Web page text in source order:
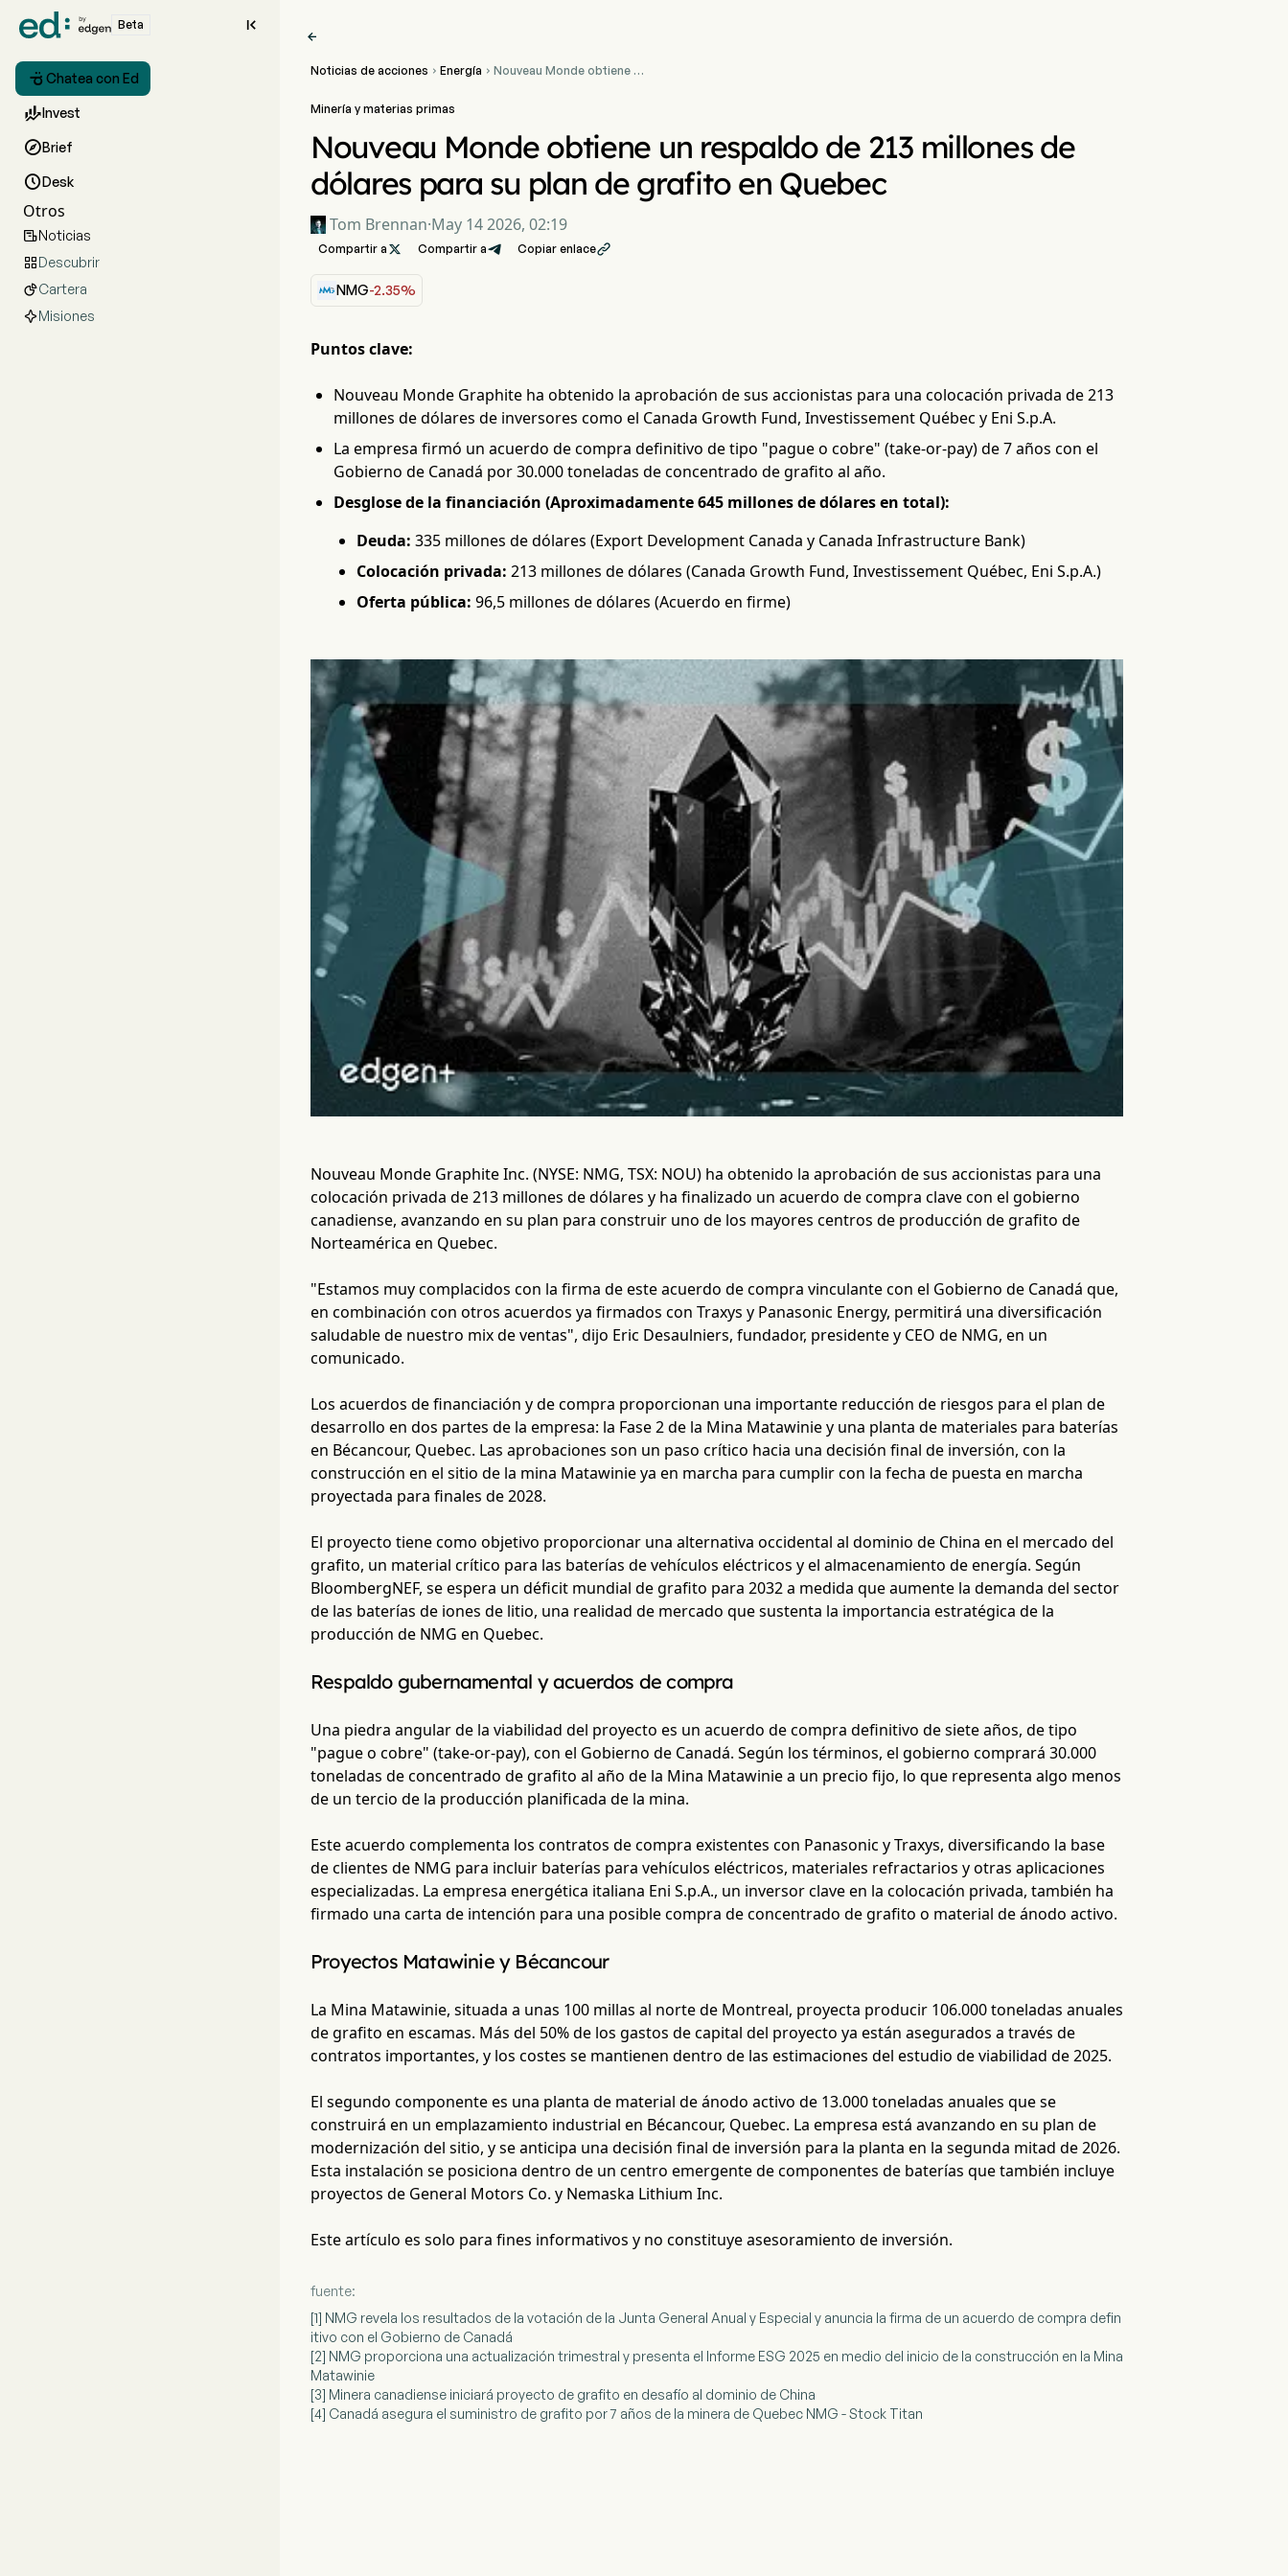
Beta 
 Chatea con Ed
Invest
Brief
Desk
Otros
Noticias
Descubrir
Cartera
Misiones

Noticias de acciones  Energía  Nouveau Monde obtiene un
Minería y materias primas
Nouveau Monde obtiene un respaldo de 213 millones de
dólares para su plan de grafito en Quebec
Tom Brennan·May 14 2026, 02:19
Compartir a  Compartir a Copiar enlace
NMG-2.35%
Puntos clave:
Nouveau Monde Graphite ha obtenido la aprobación de sus accionistas para una colocación privada de 213
millones de dólares de inversores como el Canada Growth Fund, Investissement Québec y Eni S.p.A.
La empresa firmó un acuerdo de compra definitivo de tipo "pague o cobre" (take-or-pay) de 7 años con el
Gobierno de Canadá por 30.000 toneladas de concentrado de grafito al año.
Desglose de la financiación (Aproximadamente 645 millones de dólares en total):
Deuda: 335 millones de dólares (Export Development Canada y Canada Infrastructure Bank)
Colocación privada: 213 millones de dólares (Canada Growth Fund, Investissement Québec, Eni S.p.A.)
Oferta pública: 96,5 millones de dólares (Acuerdo en firme)
Nouveau Monde Graphite Inc. (NYSE: NMG, TSX: NOU) ha obtenido la aprobación de sus accionistas para una
colocación privada de 213 millones de dólares y ha finalizado un acuerdo de compra clave con el gobierno
canadiense, avanzando en su plan para construir uno de los mayores centros de producción de grafito de
Norteamérica en Quebec.
"Estamos muy complacidos con la firma de este acuerdo de compra vinculante con el Gobierno de Canadá que,
en combinación con otros acuerdos ya firmados con Traxys y Panasonic Energy, permitirá una diversificación
saludable de nuestro mix de ventas", dijo Eric Desaulniers, fundador, presidente y CEO de NMG, en un
comunicado.
Los acuerdos de financiación y de compra proporcionan una importante reducción de riesgos para el plan de
desarrollo en dos partes de la empresa: la Fase 2 de la Mina Matawinie y una planta de materiales para baterías
en Bécancour, Quebec. Las aprobaciones son un paso crítico hacia una decisión final de inversión, con la
construcción en el sitio de la mina Matawinie ya en marcha para cumplir con la fecha de puesta en marcha
proyectada para finales de 2028.
El proyecto tiene como objetivo proporcionar una alternativa occidental al dominio de China en el mercado del
grafito, un material crítico para las baterías de vehículos eléctricos y el almacenamiento de energía. Según
BloombergNEF, se espera un déficit mundial de grafito para 2032 a medida que aumente la demanda del sector
de las baterías de iones de litio, una realidad de mercado que sustenta la importancia estratégica de la
producción de NMG en Quebec.
Respaldo gubernamental y acuerdos de compra
Una piedra angular de la viabilidad del proyecto es un acuerdo de compra definitivo de siete años, de tipo
"pague o cobre" (take-or-pay), con el Gobierno de Canadá. Según los términos, el gobierno comprará 30.000
toneladas de concentrado de grafito al año de la Mina Matawinie a un precio fijo, lo que representa algo menos
de un tercio de la producción planificada de la mina.
Este acuerdo complementa los contratos de compra existentes con Panasonic y Traxys, diversificando la base
de clientes de NMG para incluir baterías para vehículos eléctricos, materiales refractarios y otras aplicaciones
especializadas. La empresa energética italiana Eni S.p.A., un inversor clave en la colocación privada, también ha
firmado una carta de intención para una posible compra de concentrado de grafito o material de ánodo activo.
Proyectos Matawinie y Bécancour
La Mina Matawinie, situada a unas 100 millas al norte de Montreal, proyecta producir 106.000 toneladas anuales
de grafito en escamas. Más del 50% de los gastos de capital del proyecto ya están asegurados a través de
contratos importantes, y los costes se mantienen dentro de las estimaciones del estudio de viabilidad de 2025.
El segundo componente es una planta de material de ánodo activo de 13.000 toneladas anuales que se
construirá en un emplazamiento industrial en Bécancour, Quebec. La empresa está avanzando en su plan de
modernización del sitio, y se anticipa una decisión final de inversión para la planta en la segunda mitad de 2026.
Esta instalación se posiciona dentro de un centro emergente de componentes de baterías que también incluye
proyectos de General Motors Co. y Nemaska Lithium Inc.
Este artículo es solo para fines informativos y no constituye asesoramiento de inversión.
fuente:
[1] NMG revela los resultados de la votación de la Junta General Anual y Especial y anuncia la firma de un acuerdo de compra defin
itivo con el Gobierno de Canadá
[2] NMG proporciona una actualización trimestral y presenta el Informe ESG 2025 en medio del inicio de la construcción en la Mina
Matawinie
[3] Minera canadiense iniciará proyecto de grafito en desafío al dominio de China
[4] Canadá asegura el suministro de grafito por 7 años de la minera de Quebec NMG - Stock Titan